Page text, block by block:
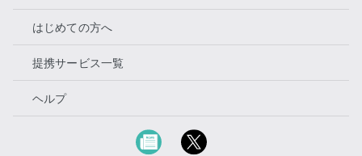
はじめての方へ
提携サービス一覧
ヘルプ